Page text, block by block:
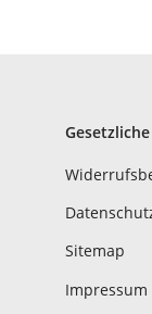
Sitemap
Impressum